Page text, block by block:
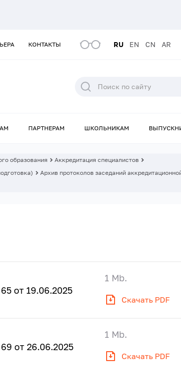
КОНТАКТЫ RU EN CN AR
ПАРТНЕРАМ ШКОЛЬНИКАМ
образования
Аккредитация специалистов
Архив протоколов заседаний
от 19.06.2025
Скачать PDF
1 Mb.
от 26.06.2025
Скачать PDF
1 Mb.